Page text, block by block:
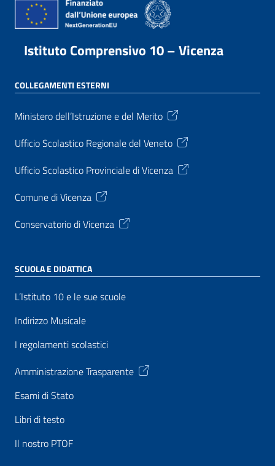
Istituto Comprensivo 10 – Vicenza
COLLEGAMENTI ESTERNI
Ministero dell’Istruzione e del Merito
Ufficio Scolastico Regionale del Veneto
Ufficio Scolastico Provinciale di Vicenza
Comune di Vicenza
Conservatorio di Vicenza
SCUOLA E DIDATTICA
L’Istituto 10 e le sue scuole
Indirizzo Musicale
I regolamenti scolastici
Amministrazione Trasparente
Esami di Stato
Libri di testo
Il nostro PTOF